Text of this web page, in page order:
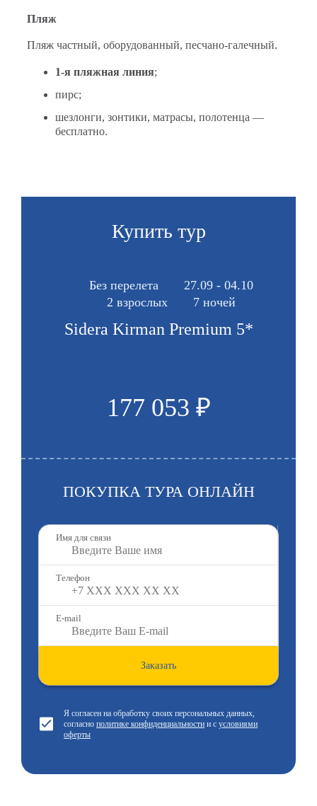
Пляж
Пляж частный, оборудованный, песчано-галечный.
1-я пляжная линия;
пирс;
шезлонги, зонтики, матрасы, полотенца —
бесплатно.
Купить тур
Без перелета
27.09 - 04.10
2 взрослых
7 ночей
Sidera Kirman Premium 5*
177 053 ₽
ПОКУПКА ТУРА ОНЛАЙН
Имя для связи
Телефон
E-mail
Заказать
Я согласен на обработку своих персональных данных,
согласно политике конфиденциальности и с условиями
оферты